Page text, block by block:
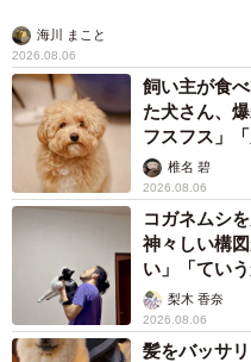
海川 まこと
2026.08.06
飼い主が食
た犬さん、
フスフス」
椎名 碧
2026.08.06
コガネムシ
神々しい構
い」「てい
梨木 香奈
2026.08.06
髪をバッサ